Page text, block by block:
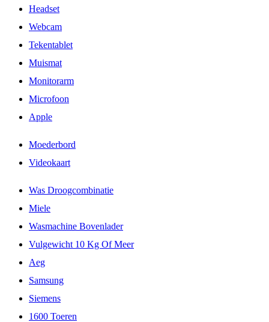
Headset
Webcam
Tekentablet
Muismat
Monitorarm
Microfoon
Apple
Moederbord
Videokaart
Was Droogcombinatie
Miele
Wasmachine Bovenlader
Vulgewicht 10 Kg Of Meer
Aeg
Samsung
Siemens
1600 Toeren